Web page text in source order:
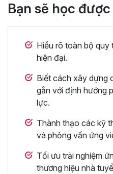
Bạn sẽ học
Hiểu rõ toàn bộ quy
hiện đại.
Biết cách xây dựng
gắn với định hướng
lực.
Thành thạo các kỹ
và phỏng vấn ứng
Tối ưu trải nghiệm
thương hiệu nhà